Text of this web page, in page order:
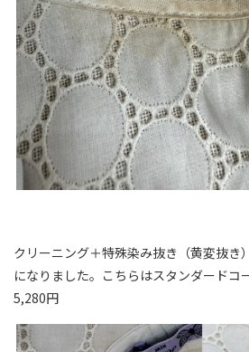
クリーニング＋特殊染み抜き（黄変抜き
になりました。こちらはスタンダードコ
5,280円